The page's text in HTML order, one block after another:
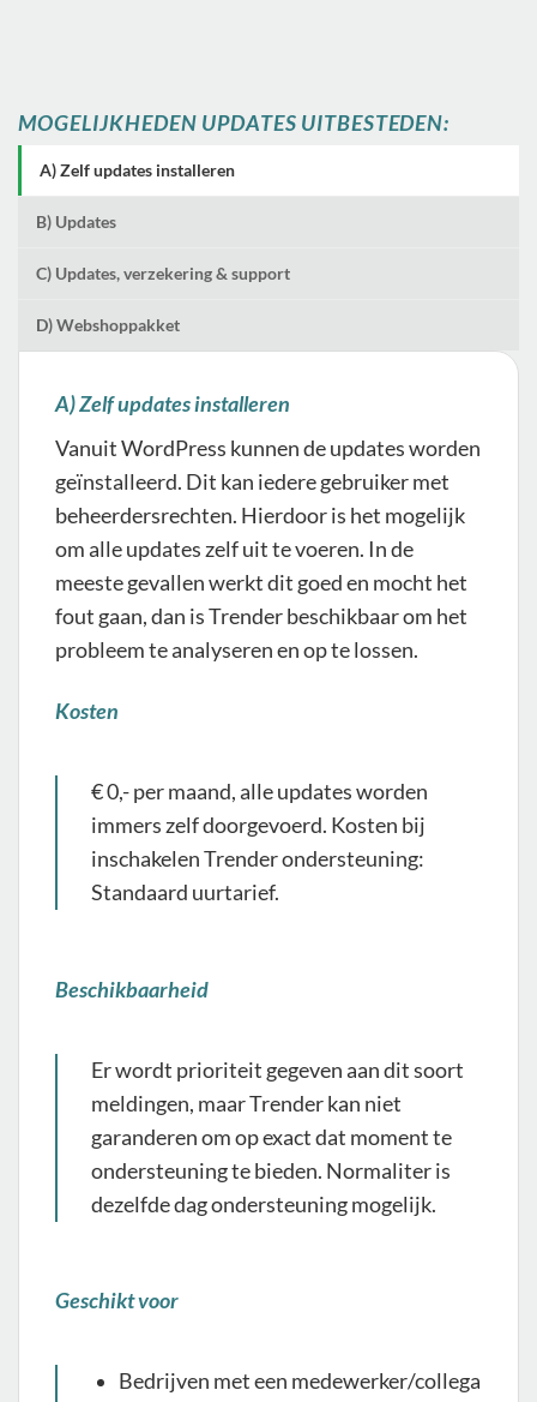
MOGELIJKHEDEN UPDATES UITBESTEDEN:
A) Zelf updates installeren
B) Updates
C) Updates, verzekering & support
D) Webshoppakket
A) Zelf updates installeren
Vanuit WordPress kunnen de updates worden
geïnstalleerd. Dit kan iedere gebruiker met
beheerdersrechten. Hierdoor is het mogelijk
om alle updates zelf uit te voeren. In de
meeste gevallen werkt dit goed en mocht het
fout gaan, dan is Trender beschikbaar om het
probleem te analyseren en op te lossen.
Kosten
€ 0,- per maand, alle updates worden
immers zelf doorgevoerd. Kosten bij
inschakelen Trender ondersteuning:
Standaard uurtarief.
Beschikbaarheid
Er wordt prioriteit gegeven aan dit soort
meldingen, maar Trender kan niet
garanderen om op exact dat moment te
ondersteuning te bieden. Normaliter is
dezelfde dag ondersteuning mogelijk.
Geschikt voor
Bedrijven met een medewerker/collega